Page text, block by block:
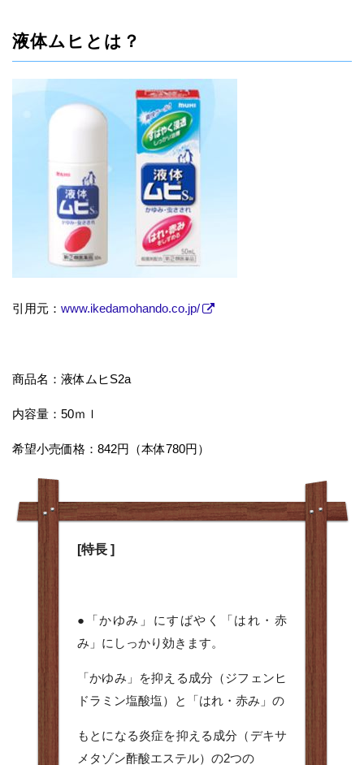
液体ムヒとは？
引用元： www.ikedamohando.co.jp/
商品名：液体ムヒS2a
内容量：50ｍｌ
希望小売価格：842円（本体780円）
[特長 ]
●「かゆみ」にすばやく「はれ・赤
み」にしっかり効きます。
「かゆみ」を抑える成分（ジフェンヒ
ドラミン塩酸塩）と「はれ・赤み」の
もとになる炎症を抑える成分（デキサ
メタゾン酢酸エステル）の2つの